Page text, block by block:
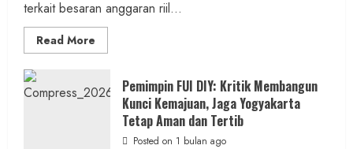
terkait besaran anggaran riil...
Read More
more
Gedung
KDMP
Rp1,6
Miliar,
Diduga
Hanya
Pemimpin FUI DIY: Kritik Membangun
Kunci Kemajuan, Jaga Yogyakarta
Tetap Aman dan Tertib
Posted on 1 bulan ago